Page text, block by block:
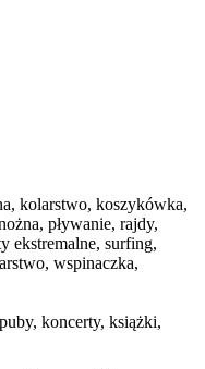
kolarstwo, koszykówka,
pływanie, rajdy,
ekstremalne, surfing,
wspinaczka,
koncerty, książki,